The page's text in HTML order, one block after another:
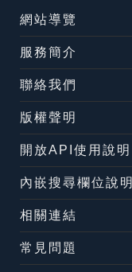
網站導覽
服務簡介
聯絡我們
版權聲明
開放API使用說明
內嵌搜尋欄位說明
相關連結
常見問題